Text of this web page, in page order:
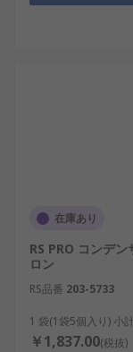
在庫あり
RS PRO コンデ
ロン
RS品番 203-5733
1 袋(1袋5個入り) 小
￥1,837.00(税抜)